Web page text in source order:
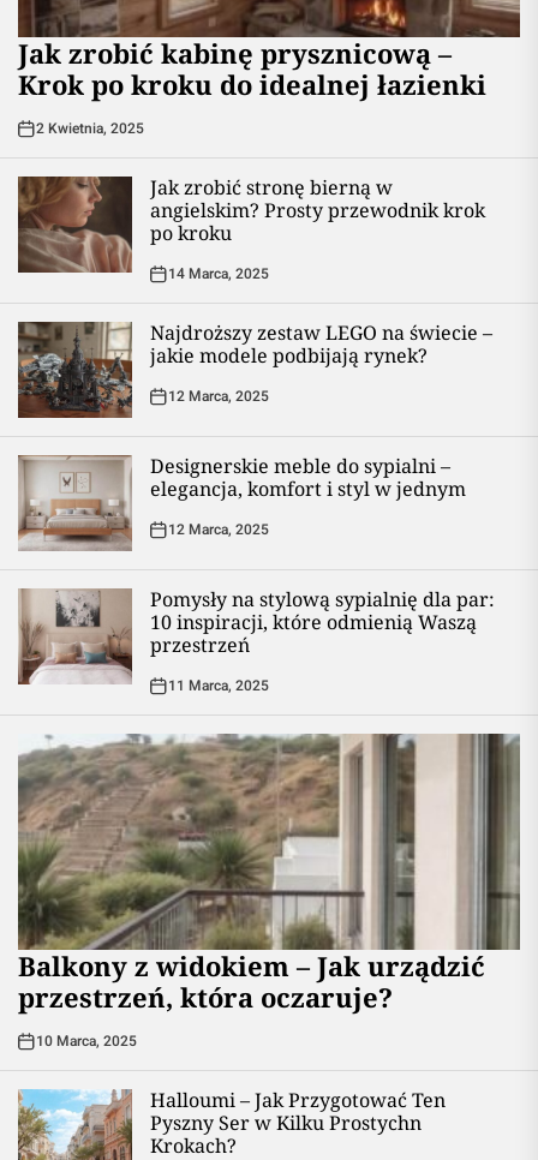
Jak zrobić kabinę prysznicową –
Krok po kroku do idealnej łazienki
2 Kwietnia, 2025
Jak zrobić stronę bierną w
angielskim? Prosty przewodnik krok
po kroku
14 Marca, 2025
Najdroższy zestaw LEGO na świecie –
jakie modele podbijają rynek?
12 Marca, 2025
Designerskie meble do sypialni –
elegancja, komfort i styl w jednym
12 Marca, 2025
Pomysły na stylową sypialnię dla par:
10 inspiracji, które odmienią Waszą
przestrzeń
11 Marca, 2025
Balkony z widokiem – Jak urządzić
przestrzeń, która oczaruje?
10 Marca, 2025
Halloumi – Jak Przygotować Ten
Pyszny Ser w Kilku Prostychn
Krokach?